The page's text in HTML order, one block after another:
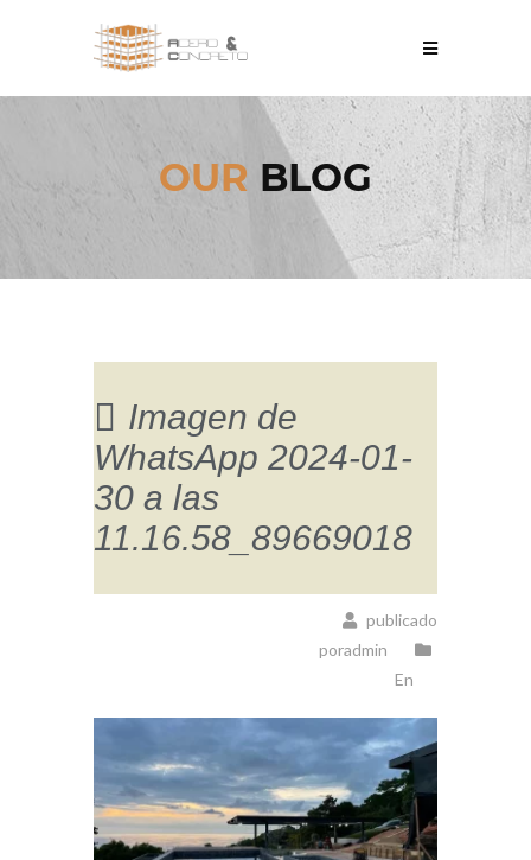
OUR BLOG
Imagen de
WhatsApp 2024-01-
30 a las
11.16.58_89669018
publicado
poradmin
En